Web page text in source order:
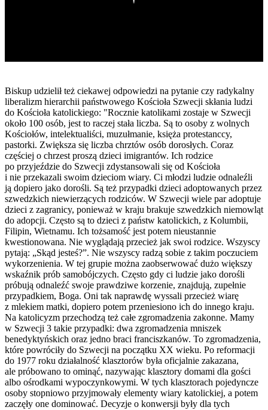
Biskup udzielił też ciekawej odpowiedzi na pytanie czy radykalny
liberalizm hierarchii państwowego Kościoła Szwecji skłania ludzi
do Kościoła katolickiego: "Rocznie katolikami zostaje w Szwecji
około 100 osób, jest to raczej stała liczba. Są to osoby z wolnych
Kościołów, intelektualiści, muzułmanie, księża protestanccy,
pastorki. Zwiększa się liczba chrztów osób dorosłych. Coraz
częściej o chrzest proszą dzieci imigrantów. Ich rodzice
po przyjeździe do Szwecji zdystansowali się od Kościoła
i nie przekazali swoim dzieciom wiary. Ci młodzi ludzie odnaleźli
ją dopiero jako dorośli. Są też przypadki dzieci adoptowanych przez
szwedzkich niewierzących rodziców. W Szwecji wiele par adoptuje
dzieci z zagranicy, ponieważ w kraju brakuje szwedzkich niemowląt
do adopcji. Często są to dzieci z państw katolickich, z Kolumbii,
Filipin, Wietnamu. Ich tożsamość jest potem nieustannie
kwestionowana. Nie wyglądają przecież jak swoi rodzice. Wszyscy
pytają: „Skąd jesteś?”. Nie wszyscy radzą sobie z takim poczuciem
wykorzenienia. W tej grupie można zaobserwować dużo większy
wskaźnik prób samobójczych. Często gdy ci ludzie jako dorośli
próbują odnaleźć swoje prawdziwe korzenie, znajdują, zupełnie
przypadkiem, Boga. Oni tak naprawdę wyssali przecież wiarę
z mlekiem matki, dopiero potem przeniesiono ich do innego kraju.
Na katolicyzm przechodzą też całe zgromadzenia zakonne. Mamy
w Szwecji 3 takie przypadki: dwa zgromadzenia mniszek
benedyktyńskich oraz jedno braci franciszkanów. To zgromadzenia,
które powróciły do Szwecji na początku XX wieku. Po reformacji
do 1977 roku działalność klasztorów była oficjalnie zakazana,
ale próbowano to ominąć, nazywając klasztory domami dla gości
albo ośrodkami wypoczynkowymi. W tych klasztorach pojedyncze
osoby stopniowo przyjmowały elementy wiary katolickiej, a potem
zaczęły one dominować. Decyzje o konwersji były dla tych